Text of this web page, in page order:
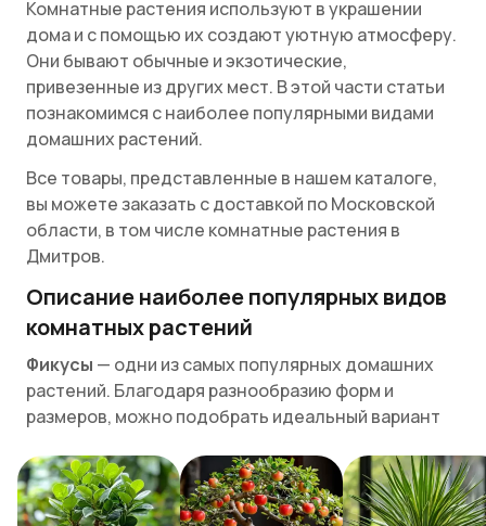
Комнатные растения используют в украшении
дома и с помощью их создают уютную атмосферу.
Они бывают обычные и экзотические,
привезенные из других мест. В этой части статьи
познакомимся с наиболее популярными видами
домашних растений.
Все товары, представленные в нашем каталоге,
вы можете заказать с доставкой по Московской
области, в том числе комнатные растения в
Дмитров.
Описание наиболее популярных видов
комнатных растений
Фикусы — одни из самых популярных домашних
растений. Благодаря разнообразию форм и
размеров, можно подобрать идеальный вариант
уходе, но требуют регулярного полива и
освещения.